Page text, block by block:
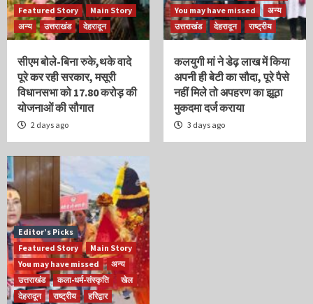
Featured Story
Main Story
अन्य
उत्तराखंड देहरादून
सीएम बोले-बिना रुके,थके वादे
पूरे कर रही सरकार, मसूरी
विधानसभा को 17.80 करोड़ की
योजनाओं की सौगात
2 days ago
You may have missed
अन्य
उत्तराखंड
देहरादून राष्ट्रीय
कलयुगी मां ने डेढ़ लाख में किया
अपनी ही बेटी का सौदा, पूरे पैसे
नहीं मिले तो अपहरण का झूठा
मुकदमा दर्ज कराया
3 days ago
Editor’s Picks
Featured Story
Main Story
You may have missed
अन्य
उत्तराखंड
कला-धर्म-संस्कृति
खेल
देहरादून
राष्ट्रीय हरिद्वार